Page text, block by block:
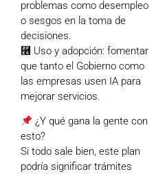
problemas como desempleo
o sesgos en la toma de
decisiones.
⿦ Uso y adopción: fomentar
que tanto el Gobierno como
las empresas usen IA para
mejorar servicios.
¿Y qué gana la gente con
esto?
Si todo sale bien, este plan
podría significar trámites